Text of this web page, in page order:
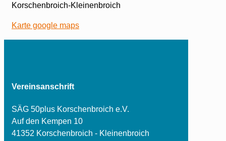
Korschenbroich-Kleinenbroich
Karte google maps
Vereinsanschrift
SÄG 50plus Korschenbroich e.V.
Auf den Kempen 10
41352 Korschenbroich - Kleinenbroich